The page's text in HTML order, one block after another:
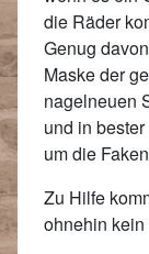
die Räder
Genug
Maske der
nagelneuen
und in
um die
Zu Hilfe
ohnehin kein